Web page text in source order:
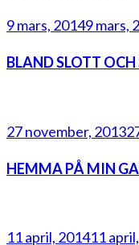
9 mars, 20149 mars,
BLAND SLOTT OCH
27 november, 2013
HEMMA PÅ MIN
11 april, 201411